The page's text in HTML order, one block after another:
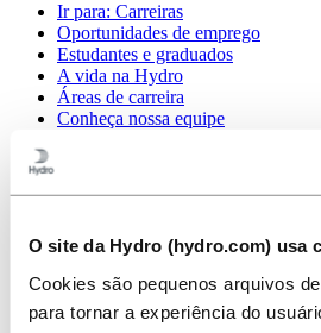
O site da Hydro (hydro.com) usa
Cookies são pequenos arquivos
para tornar a experiência do
Ir para: Carreiras
Oportunidades de emprego
Estudantes e graduados
A vida na Hydro
Áreas de carreira
Conheça nossa equipe
Ir para:Investidores
Contatos de meios de comunicação
Notícias
Visão geral da Hydro